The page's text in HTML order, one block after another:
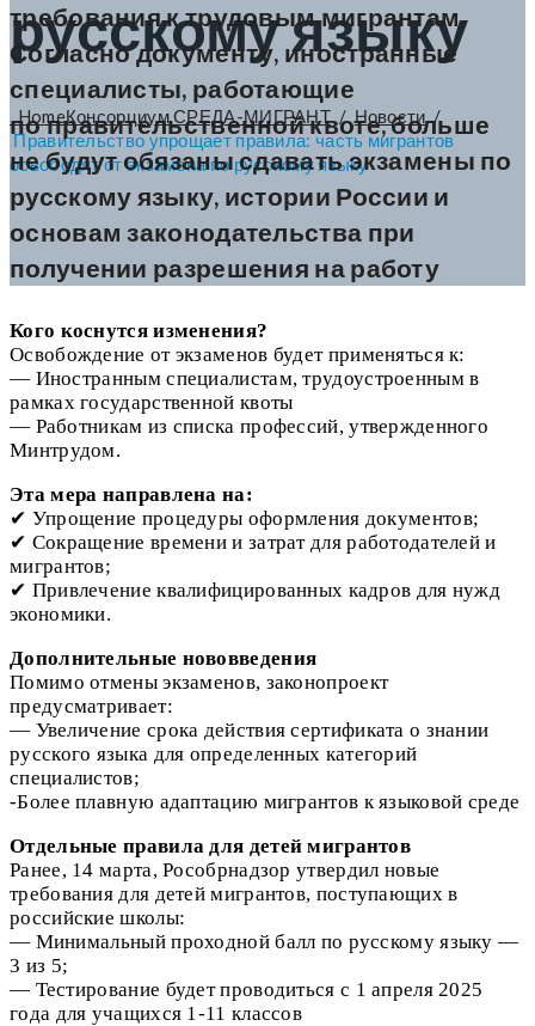
русскому языку
HomeКонсорциум СРЕДА-МИГРАНТ/Новости/
Правительство упрощает правила: часть мигрантов
освободят от экзамена по русскому языку
требования к трудовым мигрантам.
Согласно документу, иностранные
специалисты, работающие
по правительственной квоте, больше
не будут обязаны сдавать экзамены по
русскому языку, истории России и
основам законодательства при
получении разрешения на работу
Кого коснутся изменения?
Освобождение от экзаменов будет применяться к:
— Иностранным специалистам, трудоустроенным в
рамках государственной квоты
— Работникам из списка профессий, утвержденного
Минтрудом.
Эта мера направлена на:
✔ Упрощение процедуры оформления документов;
✔ Сокращение времени и затрат для работодателей и
мигрантов;
✔ Привлечение квалифицированных кадров для нужд
экономики.
Дополнительные нововведения
Помимо отмены экзаменов, законопроект
предусматривает:
— Увеличение срока действия сертификата о знании
русского языка для определенных категорий
специалистов;
-Более плавную адаптацию мигрантов к языковой среде
Отдельные правила для детей мигрантов
Ранее, 14 марта, Рособрнадзор утвердил новые
требования для детей мигрантов, поступающих в
российские школы:
— Минимальный проходной балл по русскому языку —
3 из 5;
— Тестирование будет проводиться с 1 апреля 2025
года для учащихся 1-11 классов